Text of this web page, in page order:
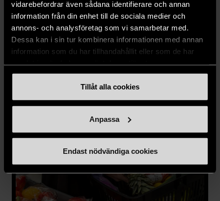
vidarebefordrar även sådana identifierare och annan
information från din enhet till de sociala medier och
annons- och analysföretag som vi samarbetar med.
Dessa kan i sin tur kombinera informationen med annan
information som du har tillhandahållit eller som de har
Tillåt alla cookies
Anpassa
Endast nödvändiga cookies
Åsa Sandberg
Partneransvarig
asa.sandberg@stadsmissionen.se